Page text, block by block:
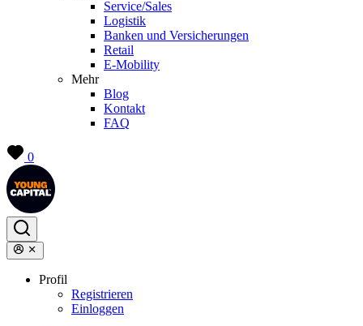
Service/Sales
Logistik
Banken und Versicherungen
Retail
E-Mobility
Mehr
Blog
Kontakt
FAQ
0
Profil
Registrieren
Einloggen